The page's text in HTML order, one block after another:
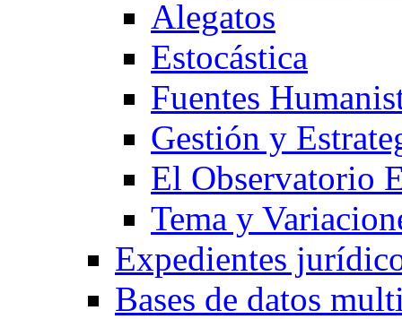
Alegatos
Estocástica
Fuentes
Gestión y
El Observatorio
Tema y
Expedientes
Bases de datos